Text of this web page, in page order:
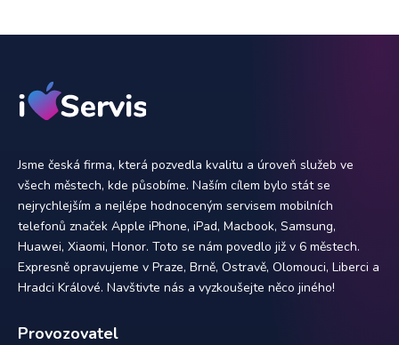
Jsme česká firma, která pozvedla kvalitu a úroveň služeb ve
všech městech, kde působíme. Naším cílem bylo stát se
nejrychlejším a nejlépe hodnoceným servisem mobilních
telefonů značek Apple iPhone, iPad, Macbook, Samsung,
Huawei, Xiaomi, Honor. Toto se nám povedlo již v 6 městech.
Expresně opravujeme v Praze, Brně, Ostravě, Olomouci, Liberci a
Hradci Králové. Navštivte nás a vyzkoušejte něco jiného!
Provozovatel